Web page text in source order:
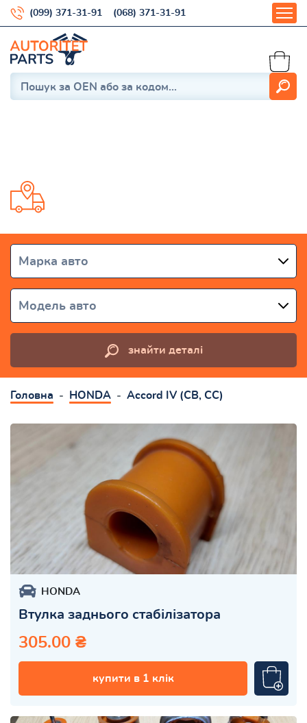
(099) 371-31-91 (068) 371-31-91
Марка авто
Модель авто
знайти деталі
Головна HONDA Accord IV (CB, CC)
HONDA
Втулка заднього стабілізатора
305.00 ₴
купити в 1 клік